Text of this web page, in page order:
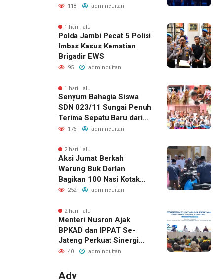
118 admincuitan
1 hari lalu
Polda Jambi Pecat 5 Polisi
Imbas Kasus Kematian
Brigadir EWS
95 admincuitan
1 hari lalu
Senyum Bahagia Siswa
SDN 023/11 Sungai Penuh
Terima Sepatu Baru dari
Kapolres Kerinci
176 admincuitan
2 hari lalu
Aksi Jumat Berkah
Warung Buk Dorlan
Bagikan 100 Nasi Kotak
dan Jus Gratis
252 admincuitan
2 hari lalu
Menteri Nusron Ajak
BPKAD dan IPPAT Se-
Jateng Perkuat Sinergi
Wujudkan Transformasi
40 admincuitan
Adv